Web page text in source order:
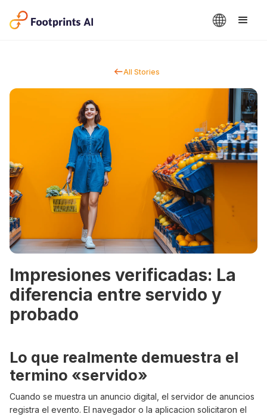
All Stories
Impresiones verificadas: La
diferencia entre servido y
probado
Lo que realmente demuestra el
termino «servido»
Cuando se muestra un anuncio digital, el servidor de anuncios
registra el evento. El navegador o la aplicacion solicitaron el